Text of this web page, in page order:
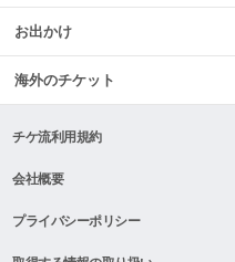
お出かけ
海外のチケット
チケ流利用規約
会社概要
プライバシーポリシー